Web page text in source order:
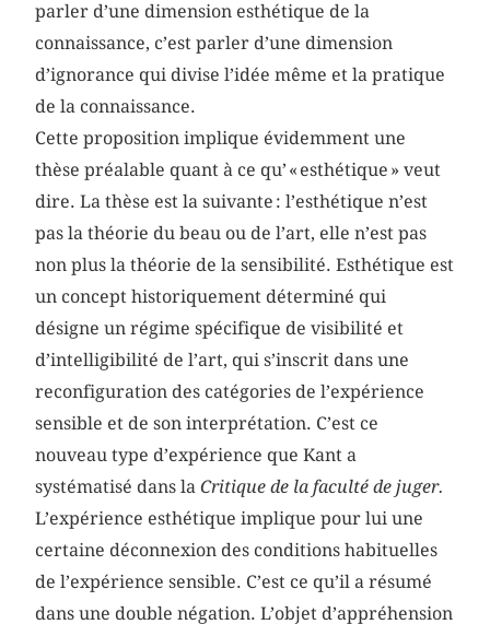
parler d’une dimension esthétique de la
connaissance, c’est parler d’une dimension
d’ignorance qui divise l’idée même et la pratique
de la connaissance.
Cette proposition implique évidemment une
thèse préalable quant à ce qu’ « esthétique » veut
dire. La thèse est la suivante : l’esthétique n’est
pas la théorie du beau ou de l’art, elle n’est pas
non plus la théorie de la sensibilité. Esthétique est
un concept historiquement déterminé qui
désigne un régime spécifique de visibilité et
d’intelligibilité de l’art, qui s’inscrit dans une
reconfiguration des catégories de l’expérience
sensible et de son interprétation. C’est ce
nouveau type d’expérience que Kant a
systématisé dans laCritique de la faculté de juger.
L’expérience esthétique implique pour lui une
certaine déconnexion des conditions habituelles
de l’expérience sensible. C’est ce qu’il a résumé
dans une double négation. L’objet d’appréhension